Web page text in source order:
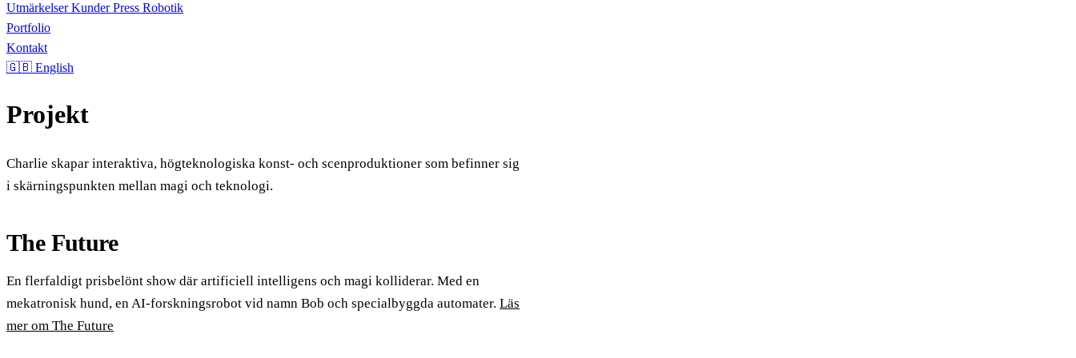
UtmärkelserKunderPress Robotik
Portfolio
Kontakt
🇬🇧 English
Projekt
Charlie skapar interaktiva, högteknologiska konst- och scenproduktioner som befinner sig
i skärningspunkten mellan magi och teknologi.
The Future
En flerfaldigt prisbelönt show där artificiell intelligens och magi kolliderar. Med en
mekatronisk hund, en AI-forskningsrobot vid namn Bob och specialbyggda automater. Läs
mer om The Future